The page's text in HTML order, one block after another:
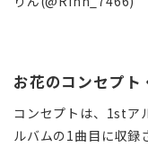
お花のコンセプト
コンセプトは、1st
ルバムの1曲目に収録